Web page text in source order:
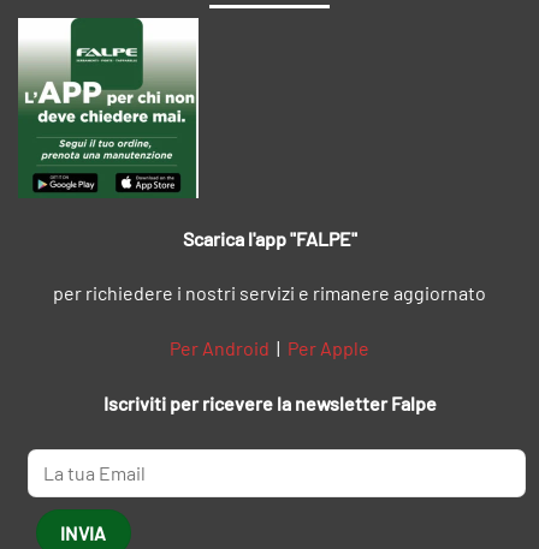
Scarica l'app "FALPE"
per richiedere i nostri servizi e rimanere aggiornato
Per Android | Per Apple
Iscriviti per ricevere la newsletter Falpe